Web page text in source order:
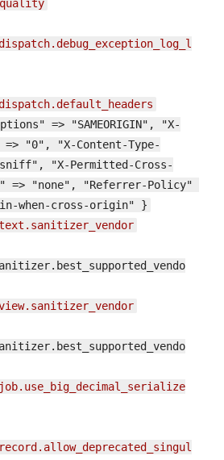
=> "SAMEORIGIN", "X-
=> "0", "X-Content-Type-
"X-Permitted-Cross-
=> "none", "Referrer-Policy"
when-cross-origin" }